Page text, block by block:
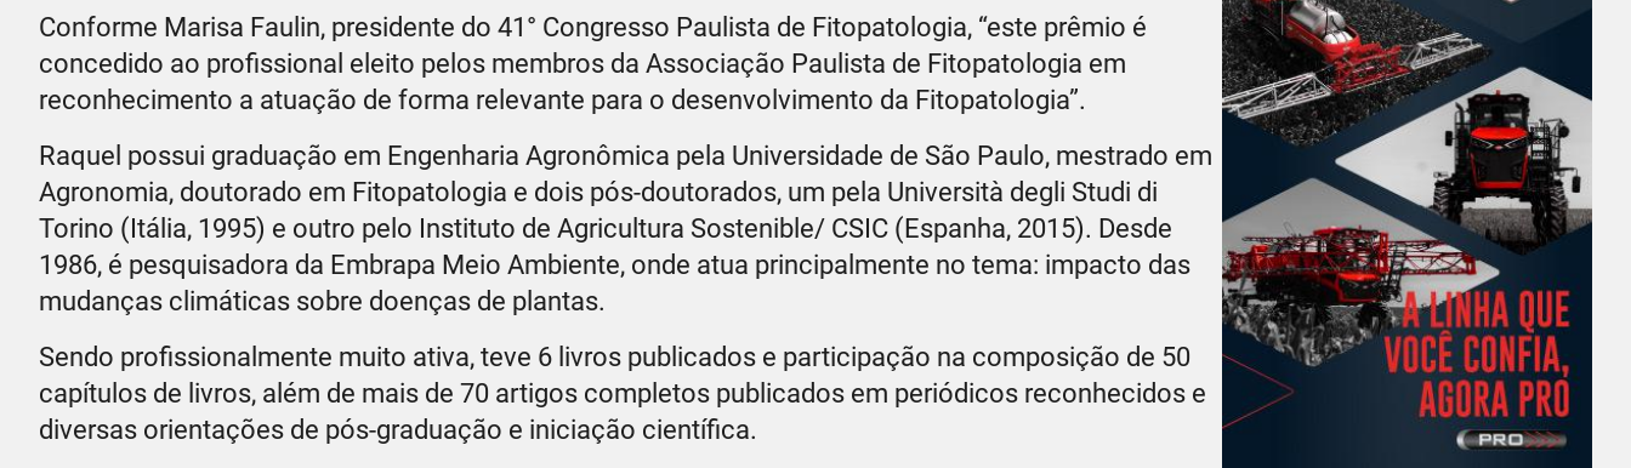
Conforme Marisa Faulin, presidente do 41° Congresso Paulista de Fitopatologia, “este prêmio é
concedido ao profissional eleito pelos membros da Associação Paulista de Fitopatologia em
reconhecimento a atuação de forma relevante para o desenvolvimento da Fitopatologia”.
Raquel possui graduação em Engenharia Agronômica pela Universidade de São Paulo, mestrado em
Agronomia, doutorado em Fitopatologia e dois pós-doutorados, um pela Università degli Studi di
Torino (Itália, 1995) e outro pelo Instituto de Agricultura Sostenible/ CSIC (Espanha, 2015). Desde
1986, é pesquisadora da Embrapa Meio Ambiente, onde atua principalmente no tema: impacto das
mudanças climáticas sobre doenças de plantas.
Sendo profissionalmente muito ativa, teve 6 livros publicados e participação na composição de 50
capítulos de livros, além de mais de 70 artigos completos publicados em periódicos reconhecidos e
diversas orientações de pós-graduação e iniciação científica.